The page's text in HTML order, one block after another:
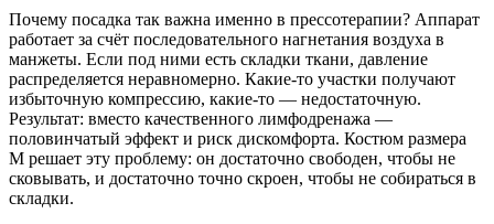
Почему посадка так важна именно в прессотерапии? Аппарат
работает за счёт последовательного нагнетания воздуха в
манжеты. Если под ними есть складки ткани, давление
распределяется неравномерно. Какие-то участки получают
избыточную компрессию, какие-то — недостаточную.
Результат: вместо качественного лимфодренажа —
половинчатый эффект и риск дискомфорта. Костюм размера
M решает эту проблему: он достаточно свободен, чтобы не
сковывать, и достаточно точно скроен, чтобы не собираться в
складки.